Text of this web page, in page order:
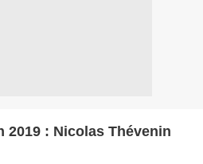
2019 : Nicolas Thévenin